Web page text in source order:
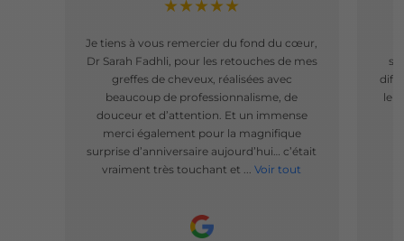
★★★★★
Je tiens à vous remercier du fond du cœur,
Dr Sarah Fadhli, pour les retouches de mes
greffes de cheveux, réalisées avec
beaucoup de professionnalisme, de
douceur et d’attention. Et un immense
merci également pour la magnifique
surprise d’anniversaire aujourd’hui… c’était
vraiment très touchant et ...Voir tout